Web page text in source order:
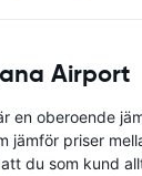
Airport
en oberoende
jämför priser
du som kund